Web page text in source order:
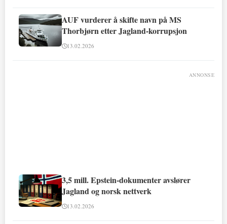
AUF vurderer å skifte navn på MS
Thorbjørn etter Jagland-korrupsjon
13.02.2026
ANNONSE
3,5 mill. Epstein-dokumenter avslører
Jagland og norsk nettverk
13.02.2026